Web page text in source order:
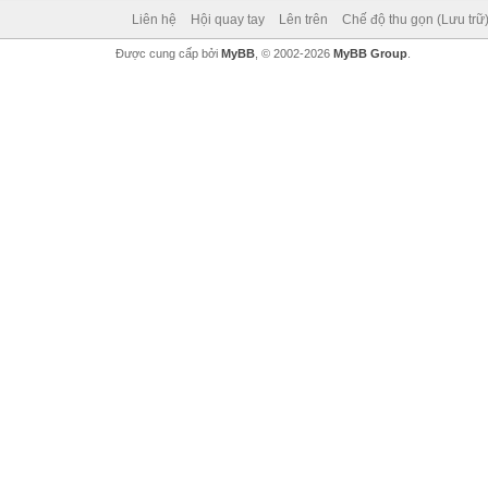
Liên hệ Hội quay tay Lên trên Chế độ thu gọn (Lưu trữ)
Được cung cấp bởi MyBB, © 2002-2026 MyBB Group.